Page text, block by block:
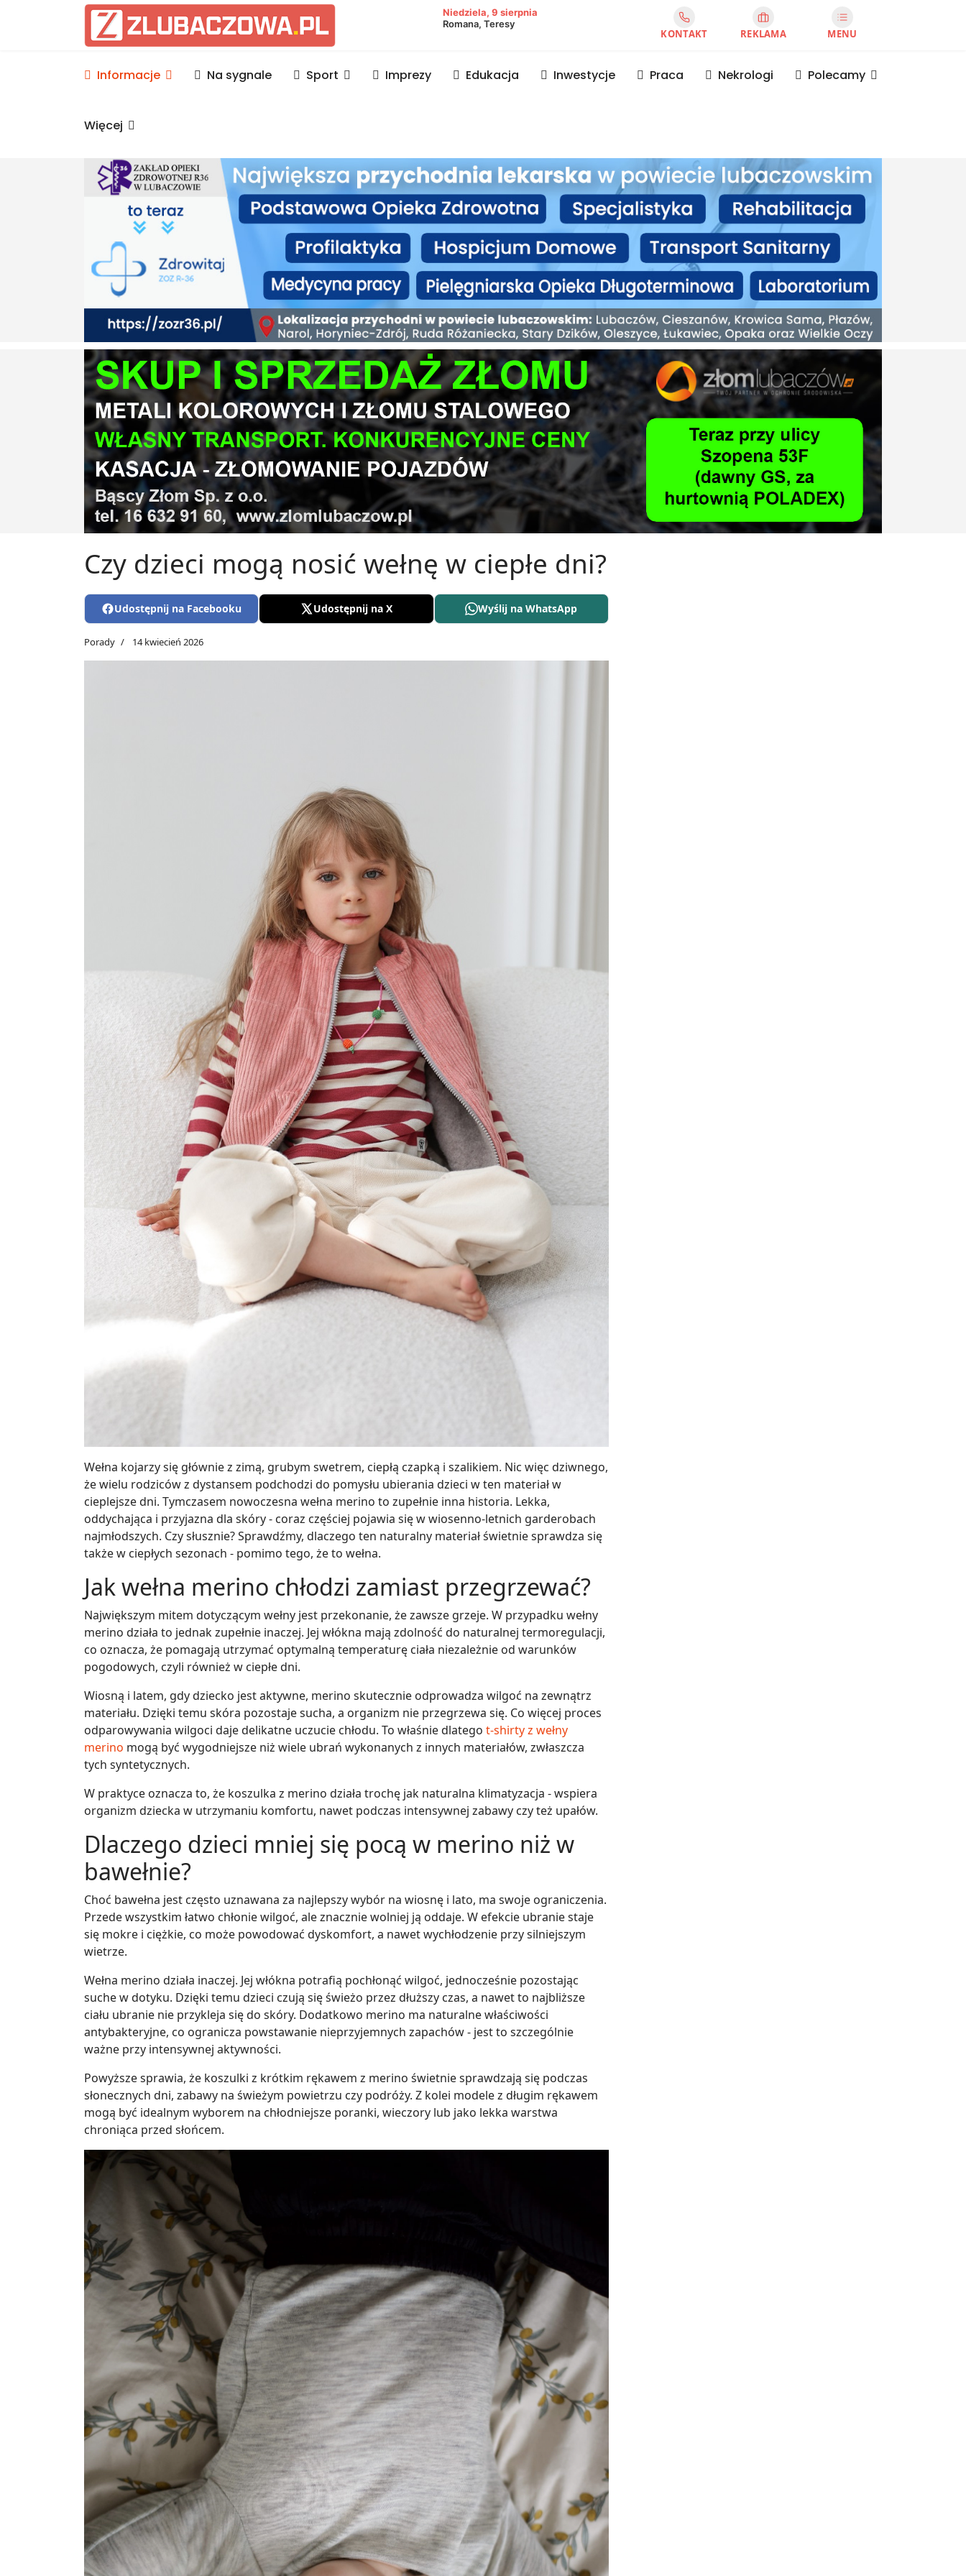
Informacje Lubaczów, powiat lubaczowski
Niedziela, 9 sierpnia
Romana, Teresy
KONTAKT REKLAMA MENU
Informacje Na sygnale Sport Imprezy Edukacja Inwestycje Praca Nekrologi Polecamy
Więcej
Czy dzieci mogą nosić wełnę w ciepłe dni?
Udostępnij na Facebooku Udostępnij na X Wyślij na WhatsApp
Porady 14 kwiecień 2026
Wełna kojarzy się głównie z zimą, grubym swetrem, ciepłą czapką i szalikiem. Nic więc dziwnego,
że wielu rodziców z dystansem podchodzi do pomysłu ubierania dzieci w ten materiał w
cieplejsze dni. Tymczasem nowoczesna wełna merino to zupełnie inna historia. Lekka,
oddychająca i przyjazna dla skóry - coraz częściej pojawia się w wiosenno-letnich garderobach
najmłodszych. Czy słusznie? Sprawdźmy, dlaczego ten naturalny materiał świetnie sprawdza się
także w ciepłych sezonach - pomimo tego, że to wełna.
Jak wełna merino chłodzi zamiast przegrzewać?
Największym mitem dotyczącym wełny jest przekonanie, że zawsze grzeje. W przypadku wełny
merino działa to jednak zupełnie inaczej. Jej włókna mają zdolność do naturalnej termoregulacji,
co oznacza, że pomagają utrzymać optymalną temperaturę ciała niezależnie od warunków
pogodowych, czyli również w ciepłe dni.
Wiosną i latem, gdy dziecko jest aktywne, merino skutecznie odprowadza wilgoć na zewnątrz
materiału. Dzięki temu skóra pozostaje sucha, a organizm nie przegrzewa się. Co więcej proces
odparowywania wilgoci daje delikatne uczucie chłodu. To właśnie dlatego t-shirty z wełny
merino mogą być wygodniejsze niż wiele ubrań wykonanych z innych materiałów, zwłaszcza
tych syntetycznych.
W praktyce oznacza to, że koszulka z merino działa trochę jak naturalna klimatyzacja - wspiera
organizm dziecka w utrzymaniu komfortu, nawet podczas intensywnej zabawy czy też upałów.
Dlaczego dzieci mniej się pocą w merino niż w
bawełnie?
Choć bawełna jest często uznawana za najlepszy wybór na wiosnę i lato, ma swoje ograniczenia.
Przede wszystkim łatwo chłonie wilgoć, ale znacznie wolniej ją oddaje. W efekcie ubranie staje
się mokre i ciężkie, co może powodować dyskomfort, a nawet wychłodzenie przy silniejszym
wietrze.
Wełna merino działa inaczej. Jej włókna potrafią pochłonąć wilgoć, jednocześnie pozostając
suche w dotyku. Dzięki temu dzieci czują się świeżo przez dłuższy czas, a nawet to najbliższe
ciału ubranie nie przykleja się do skóry. Dodatkowo merino ma naturalne właściwości
antybakteryjne, co ogranicza powstawanie nieprzyjemnych zapachów - jest to szczególnie
ważne przy intensywnej aktywności.
Powyższe sprawia, że koszulki z krótkim rękawem z merino świetnie sprawdzają się podczas
słonecznych dni, zabawy na świeżym powietrzu czy podróży. Z kolei modele z długim rękawem
mogą być idealnym wyborem na chłodniejsze poranki, wieczory lub jako lekka warstwa
chroniąca przed słońcem.